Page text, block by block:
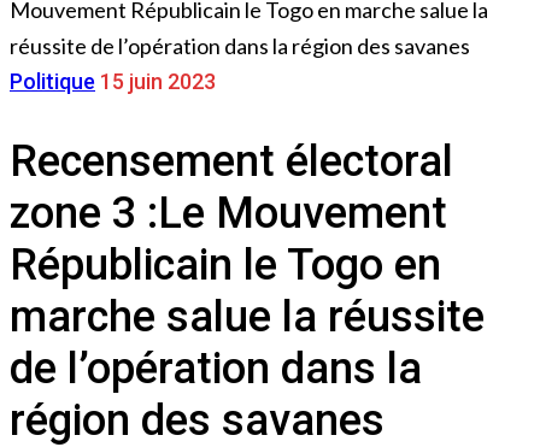
Mouvement Républicain le Togo en marche salue la
réussite de l’opération dans la région des savanes
Politique 15 juin 2023
Recensement électoral
zone 3 :Le Mouvement
Républicain le Togo en
marche salue la réussite
de l’opération dans la
région des savanes